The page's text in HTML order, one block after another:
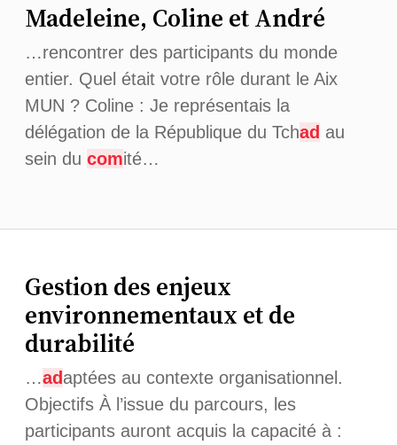
Madeleine, Coline et André
…rencontrer des participants du monde
entier. Quel était votre rôle durant le Aix
MUN ? Coline : Je représentais la
délégation de la République du Tchad au
sein du comité…
Gestion des enjeux
environnementaux et de
durabilité
…ad aptées au contexte organisationnel.
Objectifs À l’issue du parcours, les
participants auront acquis la capacité à :